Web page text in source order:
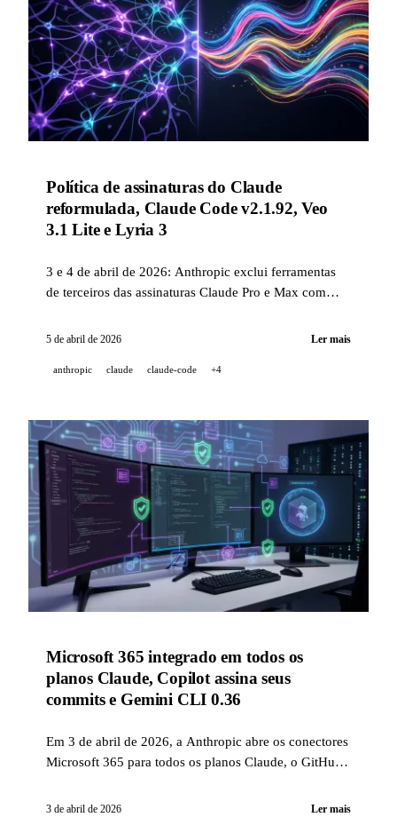
Política de assinaturas do Claude
reformulada, Claude Code v2.1.92, Veo
3.1 Lite e Lyria 3
3 e 4 de abril de 2026: Anthropic exclui ferramentas
de terceiros das assinaturas Claude Pro e Max com
com o assistente Bedrock e detalha os custos por
app Gemini, e expande a geração de vídeo no
5 de abril de 2026 Ler mais
anthropic claude claude-code +4
Microsoft 365 integrado em todos os
planos Claude, Copilot assina seus
commits e Gemini CLI 0.36
Em 3 de abril de 2026, a Anthropic abre os conectores
Microsoft 365 para todos os planos Claude, o GitHub
commits assinados e firewall por organização, e o
3 de abril de 2026 Ler mais